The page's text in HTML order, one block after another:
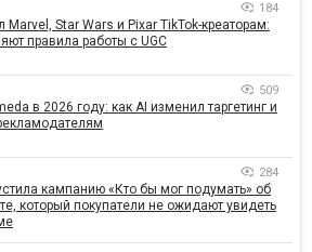
184
Marvel, Star Wars и Pixar TikTok-креаторам:
правила работы с UGC
509
в 2026 году: как AI изменил таргетинг и
284
кампанию «Кто бы мог подумать» об
который покупатели не ожидают увидеть